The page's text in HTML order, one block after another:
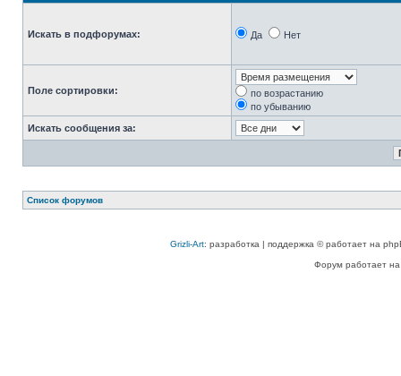
Искать в подфорумах: Да Нет
Поле сортировки:
по возрастанию
по убыванию
Искать сообщения за:
Список форумов
Grizli-Art: разработка | поддержка © работает на
Форум работает